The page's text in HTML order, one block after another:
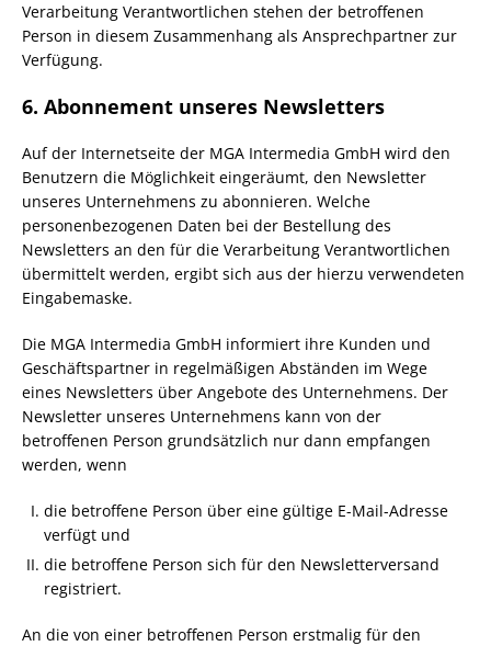
Verarbeitung Verantwortlichen stehen der betroffenen
Person in diesem Zusammenhang als Ansprechpartner zur
Verfügung.
6. Abonnement unseres Newsletters
Auf der Internetseite der MGA Intermedia GmbH wird den
Benutzern die Möglichkeit eingeräumt, den Newsletter
unseres Unternehmens zu abonnieren. Welche
personenbezogenen Daten bei der Bestellung des
Newsletters an den für die Verarbeitung Verantwortlichen
übermittelt werden, ergibt sich aus der hierzu verwendeten
Eingabemaske.
Die MGA Intermedia GmbH informiert ihre Kunden und
Geschäftspartner in regelmäßigen Abständen im Wege
eines Newsletters über Angebote des Unternehmens. Der
Newsletter unseres Unternehmens kann von der
betroffenen Person grundsätzlich nur dann empfangen
werden, wenn
die betroffene Person über eine gültige E-Mail-Adresse
verfügt und
die betroffene Person sich für den Newsletterversand
registriert.
An die von einer betroffenen Person erstmalig für den